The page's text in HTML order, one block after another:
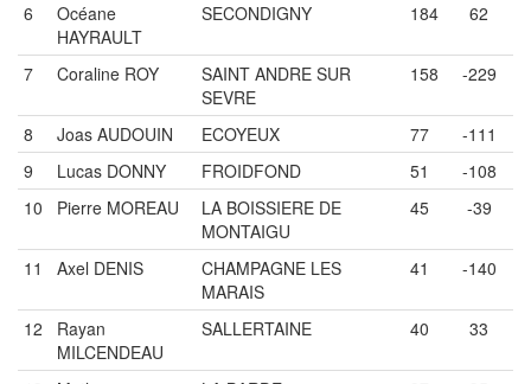
6
Océane
HAYRAULT
SECONDIGNY 184 62
7 Coraline ROY
SAINT ANDRE SUR
SEVRE
158 -229
8 Joas AUDOUIN ECOYEUX 77
-111
9
Lucas DONNY FROIDFOND 51
-108
10
Pierre MOREAU
LA BOISSIERE DE
MONTAIGU
45 -39
11 Axel DENIS
CHAMPAGNE LES
MARAIS
41 -140
12
Rayan
MILCENDEAU
SALLERTAINE 40 33